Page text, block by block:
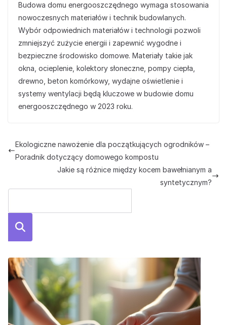
Budowa domu energooszczędnego wymaga stosowania
nowoczesnych materiałów i technik budowlanych.
Wybór odpowiednich materiałów i technologii pozwoli
zmniejszyć zużycie energii i zapewnić wygodne i
bezpieczne środowisko domowe. Materiały takie jak
okna, ocieplenie, kolektory słoneczne, pompy ciepła,
drewno, beton komórkowy, wydajne oświetlenie i
systemy wentylacji będą kluczowe w budowie domu
energooszczędnego w 2023 roku.
Ekologiczne nawożenie dla początkujących ogrodników –
Poradnik dotyczący domowego kompostu
Jakie są różnice między kocem bawełnianym a
syntetycznym?
Szuka